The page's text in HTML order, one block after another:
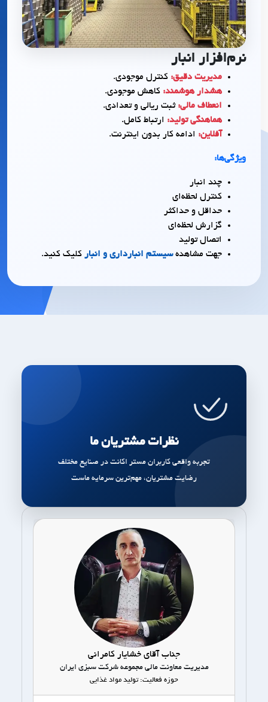
نرم‌افزار انبار
مدیریت دقیق: کنترل موجودی.
هشدار هوشمند: کاهش موجودی.
انعطاف مالی: ثبت ریالی و تعدادی.
هماهنگی تولید: ارتباط کامل.
آفلاین: ادامه کار بدون اینترنت.
ویژگی‌ها:
چند انبار
کنترل لحظه‌ای
حداقل و حداکثر
گزارش لحظه‌ای
اتصال تولید
جهت مشاهدهسیستم انبارداری و انبار کلیک کنید.
نظرات مشتریان ما
تجربه واقعی کاربران مستر اکانت در صنایع مختلف
رضایت مشتریان، مهم‌ترین سرمایه ماست
جناب آقای خشایار کامرانی
مدیریت معاونت مالی مجموعه شرکت سبزی ایران
حوزه فعالیت: تولید مواد غذایی